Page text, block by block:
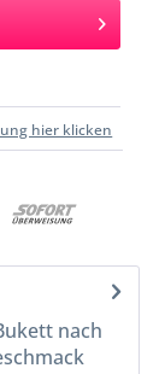
hier klicken
nach